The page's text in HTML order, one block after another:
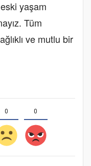
eski yaşam
Tüm
ve mutlu bir
0 0